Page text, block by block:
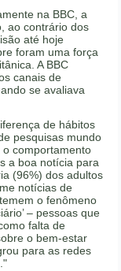
na BBC, a
ao contrário dos
até hoje
foram uma força
A BBC
canais de
se avaliava
de hábitos
pesquisas mundo
comportamento
a boa notícia para
(96%) dos adultos
notícias de
o fenômeno
– pessoas que
falta de
o bem-estar
para as redes